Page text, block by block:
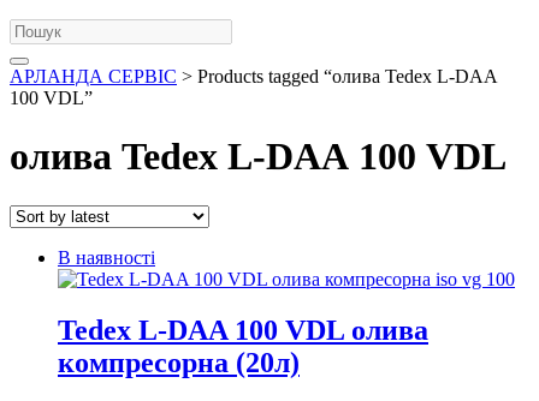
АРЛАНДА СЕРВІС > Products tagged “олива Tedex L-DAА
100 VDL”
олива Tedex L-DAА 100 VDL
В наявності
Tedex L-DAA 100 VDL олива
компресорна (20л)